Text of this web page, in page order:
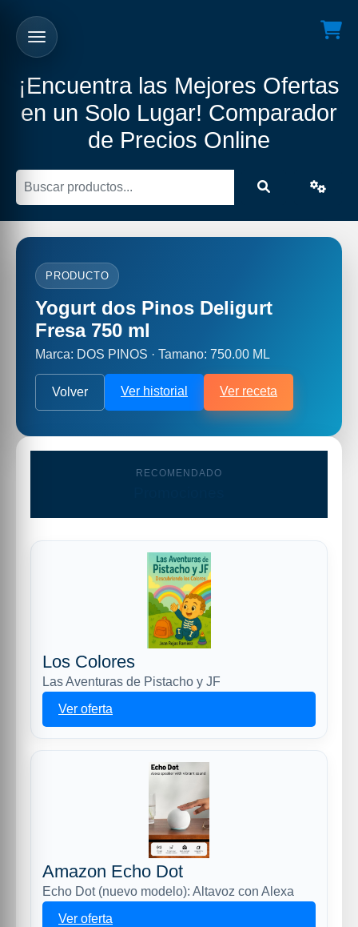
¡Encuentra las Mejores Ofertas
en un Solo Lugar! Comparador
de Precios Online
PRODUCTO
Yogurt dos Pinos Deligurt
Fresa 750 ml
Marca: DOS PINOS · Tamano: 750.00 ML
Volver Ver historial Ver receta
RECOMENDADO
Los Colores
Las Aventuras de Pistacho y JF
Ver oferta
Amazon Echo Dot
Echo Dot (nuevo modelo): Altavoz con Alexa
Ver oferta